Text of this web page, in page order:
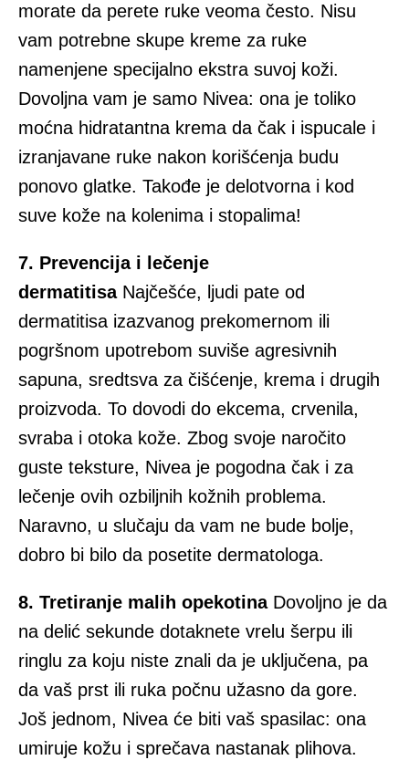
morate da perete ruke veoma često. Nisu
vam potrebne skupe kreme za ruke
namenjene specijalno ekstra suvoj koži.
Dovoljna vam je samo Nivea: ona je toliko
moćna hidratantna krema da čak i ispucale i
izranjavane ruke nakon korišćenja budu
ponovo glatke. Takođe je delotvorna i kod
suve kože na kolenima i stopalima!
7. Prevencija i lečenje
dermatitisa Najčešće, ljudi pate od
dermatitisa izazvanog prekomernom ili
pogršnom upotrebom suviše agresivnih
sapuna, sredtsva za čišćenje, krema i drugih
proizvoda. To dovodi do ekcema, crvenila,
svraba i otoka kože. Zbog svoje naročito
guste teksture, Nivea je pogodna čak i za
lečenje ovih ozbiljnih kožnih problema.
Naravno, u slučaju da vam ne bude bolje,
dobro bi bilo da posetite dermatologa.
8. Tretiranje malih opekotinaDovoljno je da
na delić sekunde dotaknete vrelu šerpu ili
ringlu za koju niste znali da je uključena, pa
da vaš prst ili ruka počnu užasno da gore.
Još jednom, Nivea će biti vaš spasilac: ona
umiruje kožu i sprečava nastanak plihova.